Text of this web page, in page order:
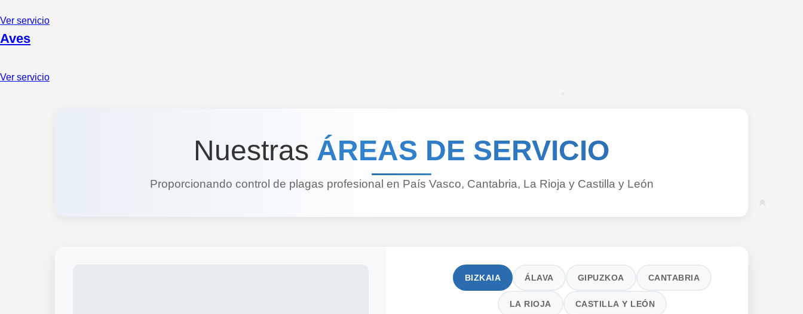
Ver servicio
Aves
Ver servicio
Nuestras ÁREAS DE SERVICIO
Proporcionando control de plagas profesional en País Vasco, Cantabria, La Rioja y Castilla y León
BIZKAIA ÁLAVA GIPUZKOA CANTABRIA
LA RIOJA CASTILLA Y LEÓN